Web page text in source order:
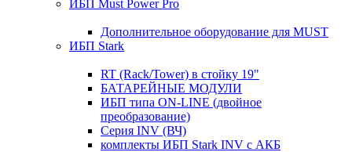
ИБП Must Power Pro
Дополнительное оборудование для MUST
ИБП Stark
RT (Rack/Tower) в стойку 19"
БАТАРЕЙНЫЕ МОДУЛИ
ИБП типа ON-LINE (двойное
преобразование)
Серия INV (ВЧ)
комплекты ИБП Stark INV с АКБ